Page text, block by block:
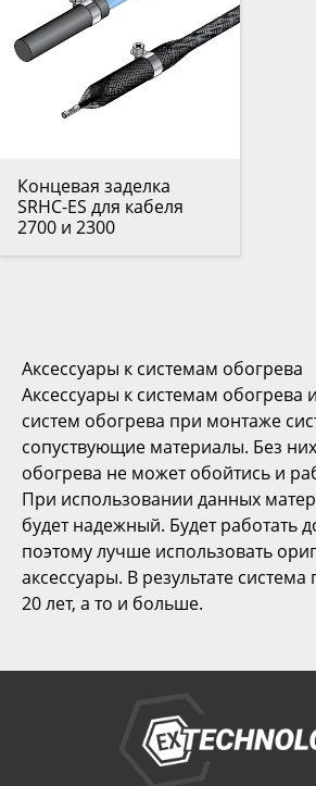
Концевая заделка
SRHC-ES для кабеля
2700 и 2300
Аксессуары к системам обогрева
Аксессуары к системам обогрева
систем обогрева при монтаже
сопуствующие материалы. Без
обогрева не может обойтись и
При использовании данных
будет надежный. Будет работать
поэтому лучше использовать
аксессуары. В результате
20 лет, а то и больше.